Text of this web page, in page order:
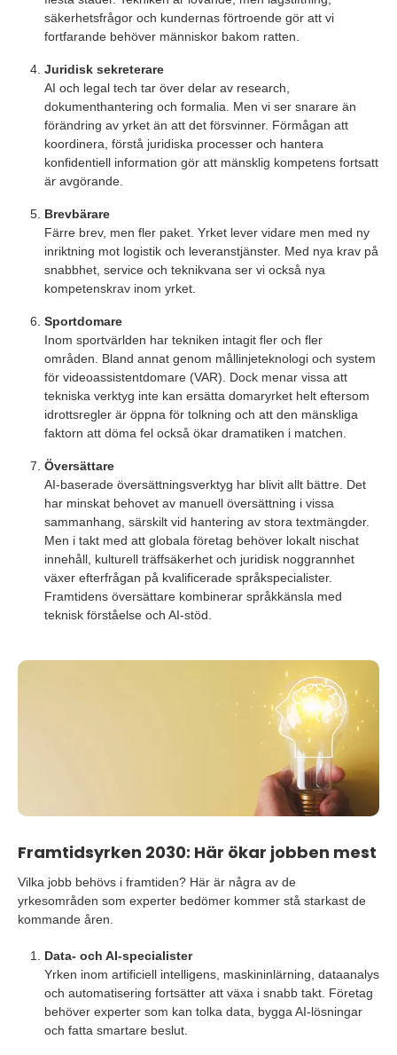
säkerhetsfrågor och kundernas förtroende gör att vi
fortfarande behöver människor bakom ratten.
Juridisk sekreterare
AI och legal tech tar över delar av research,
dokumenthantering och formalia. Men vi ser snarare än
förändring av yrket än att det försvinner. Förmågan att
koordinera, förstå juridiska processer och hantera
konfidentiell information gör att mänsklig kompetens fortsatt
är avgörande.
Brevbärare
Färre brev, men fler paket. Yrket lever vidare men med ny
inriktning mot logistik och leveranstjänster. Med nya krav på
snabbhet, service och teknikvana ser vi också nya
kompetenskrav inom yrket.
Sportdomare
Inom sportvärlden har tekniken intagit fler och fler
områden. Bland annat genom mållinjeteknologi och system
för videoassistentdomare (VAR). Dock menar vissa att
tekniska verktyg inte kan ersätta domaryrket helt eftersom
idrottsregler är öppna för tolkning och att den mänskliga
faktorn att döma fel också ökar dramatiken i matchen.
Översättare
AI-baserade översättningsverktyg har blivit allt bättre. Det
har minskat behovet av manuell översättning i vissa
sammanhang, särskilt vid hantering av stora textmängder.
Men i takt med att globala företag behöver lokalt nischat
innehåll, kulturell träffsäkerhet och juridisk noggrannhet
växer efterfrågan på kvalificerade språkspecialister.
Framtidens översättare kombinerar språkkänsla med
teknisk förståelse och AI-stöd.
Framtidsyrken 2030: Här ökar jobben mest
Vilka jobb behövs i framtiden? Här är några av de
yrkesområden som experter bedömer kommer stå starkast de
kommande åren.
Data- och AI-specialister
Yrken inom artificiell intelligens, maskininlärning, dataanalys
och automatisering fortsätter att växa i snabb takt. Företag
behöver experter som kan tolka data, bygga AI-lösningar
och fatta smartare beslut.